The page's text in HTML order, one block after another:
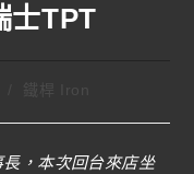
士TPT
鐵桿 Iron
，本次回台來店坐